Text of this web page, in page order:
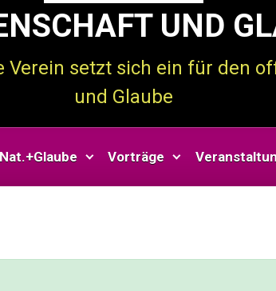
UND
setzt sich ein für den
und Glaube
Vorträge